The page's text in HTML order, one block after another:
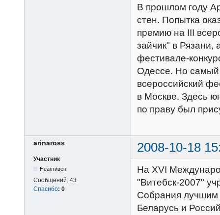
В прошлом году
стен. Попытка
премию на III
зайчик" в
фестивале-
Одессе. Но самый
всероссийский
в Москве. Здесь
по праву был
arinaross 2008-10-18
Участник
Неактивен
Сообщений: 43
Спасибо: 0
На XVI
"Витебск-2007"
Собрания лучшим
Беларусь и